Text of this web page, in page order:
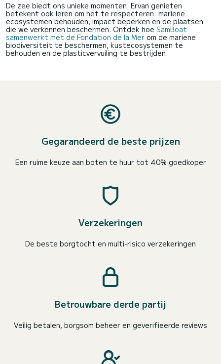
De zee biedt ons unieke momenten. Ervan genieten
betekent ook leren om het te respecteren: mariene
ecosystemen behouden, impact beperken en de plaatsen
die we verkennen beschermen. Ontdek hoe SamBoat
samenwerkt met de Fondation de la Mer om de mariene
biodiversiteit te beschermen, kustecosystemen te
behouden en de plasticvervuiling te bestrijden.
Gegarandeerd de beste prijzen
Een ruime keuze aan boten te huur tot 40% goedkoper
Verzekeringen
De beste borgtocht en multi-risico verzekeringen
Betrouwbare derde partij
Veilig betalen, borgsom beheer en geverifieerde reviews